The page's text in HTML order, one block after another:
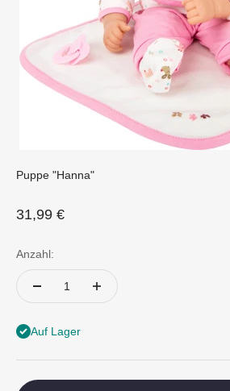
Puppe "Hanna"
Angebot
31,99 €
Anzahl:
Auf Lager